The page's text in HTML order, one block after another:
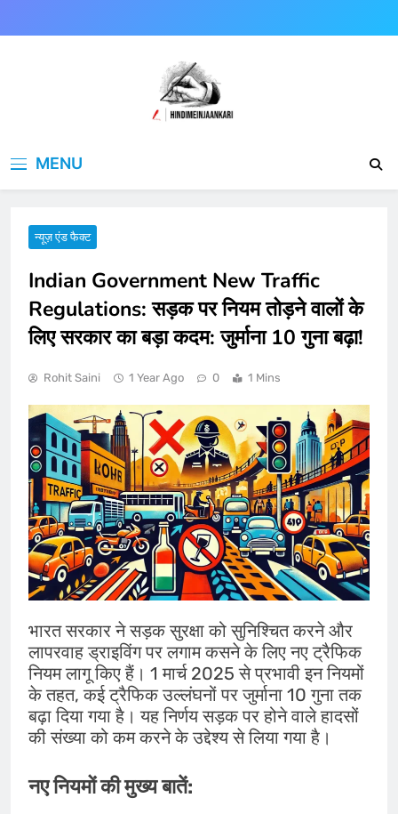
to
MENU
न्यूज़ एंड फैक्ट
Indian Government New Traffic
Regulations: सड़क पर नियम तोड़ने वालों के
लिए सरकार का बड़ा कदम: जुर्माना 10 गुना बढ़ा!
Rohit Saini 1 Year Ago 0 1 Mins
भारत सरकार ने सड़क सुरक्षा को सुनिश्चित करने और
लापरवाह ड्राइविंग पर लगाम कसने के लिए नए ट्रैफिक
नियम लागू किए हैं। 1 मार्च 2025 से प्रभावी इन नियमों
के तहत, कई ट्रैफिक उल्लंघनों पर जुर्माना 10 गुना तक
बढ़ा दिया गया है। यह निर्णय सड़क पर होने वाले हादसों
की संख्या को कम करने के उद्देश्य से लिया गया है।
नए नियमों की मुख्य बातें: